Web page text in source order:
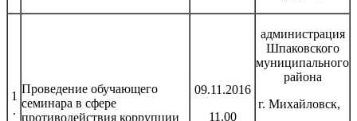
1
.
Проведение обучающего
семинара в сфере
противодействия коррупции
09.11.2016
11.00
администрация
Шпаковского
муниципального
района
г. Михайловск,